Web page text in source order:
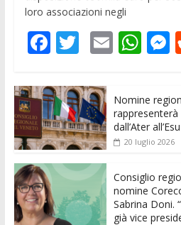
loro associazioni negli
F
ac
e
b
o
o
k
T
w
itt
er
E
m
l
W
h
s
A
p
p
g
Nomine
rappresenterà
dall’Ater
20 luglio 2026
Consiglio
nomine
Sabrina Doni.
già vice